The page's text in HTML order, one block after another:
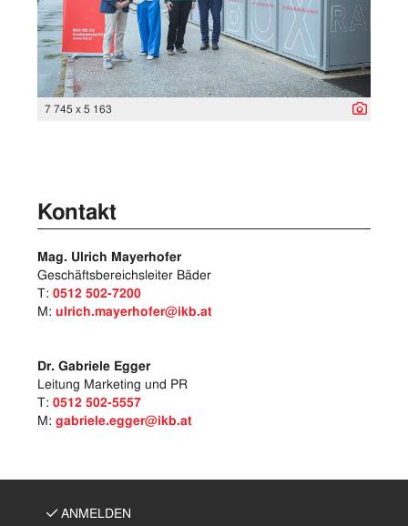
7 745 x 5 163
Kontakt
Mag. Ulrich Mayerhofer
Geschäftsbereichsleiter Bäder
T: 0512 502-7200
M: ulrich.mayerhofer@ikb.at
Dr. Gabriele Egger
Leitung Marketing und PR
T: 0512 502-5557
M: gabriele.egger@ikb.at
ANMELDEN